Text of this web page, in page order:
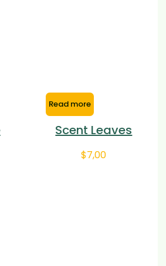
Read more
Scent Leaves
$7,00